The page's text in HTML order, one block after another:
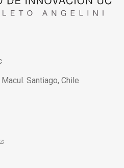
Santiago, Chile